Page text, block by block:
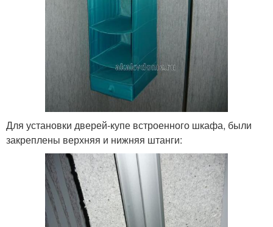
Для установки дверей-купе встроенного шкафа, были
закреплены верхняя и нижняя штанги: